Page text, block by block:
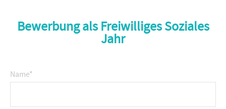
Bewerbung als Freiwilliges Soziales
Jahr
Name*